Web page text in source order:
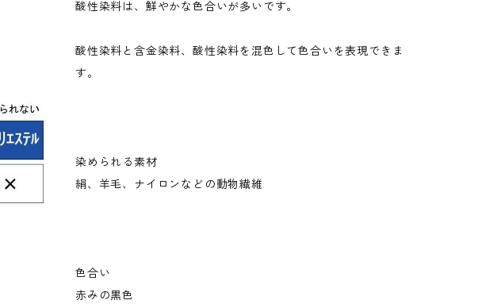
酸性染料は、鮮やかな色合いが多いです。
酸性染料と含金染料、酸性染料を混色して色合いを表現できま
す。
染められる素材
絹、羊毛、ナイロンなどの動物繊維
色合い
赤みの黒色